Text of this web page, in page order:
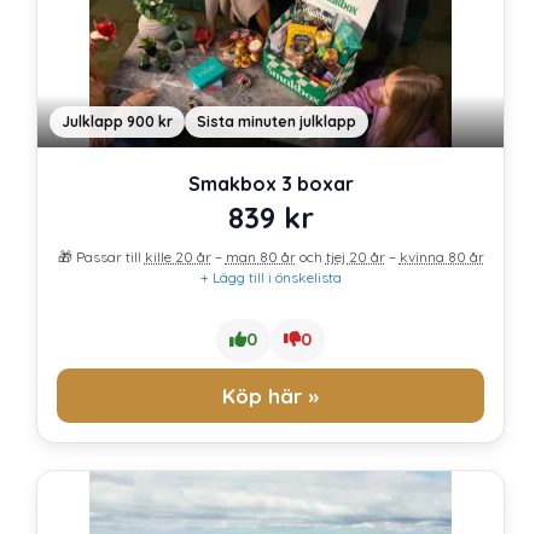
Julklapp 900 kr Sista minuten julklapp
Smakbox 3 boxar
839 kr
🎁 Passar till kille 20 år– man 80 åroch tjej 20 år– kvinna 80 år
+ Lägg till i önskelista
0 0
Köp här »